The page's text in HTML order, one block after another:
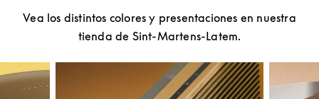
Vea los distintos colores y presentaciones en nuestra
tienda de Sint-Martens-Latem.